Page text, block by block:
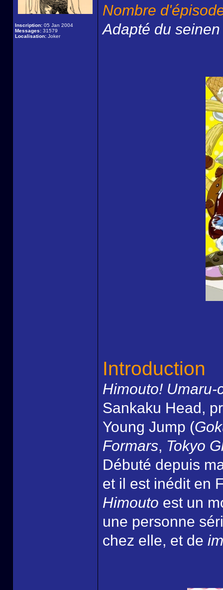
Inscription: 05 Jan 2004
Messages: 31579
Localisation: Joker
Nombre
Adapté du
Introduction
Himouto! Umaru-
Sankaku Head,
Young Jump (
Formars, Tokyo
Débuté depuis
et il est inédit en
Himouto est un
une personne
chez elle, et de